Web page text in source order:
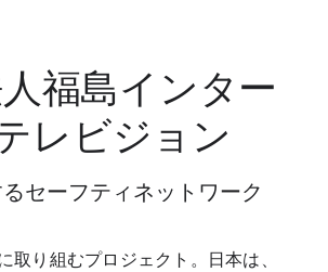
福島インター
レビジョン
セーフティネットワーク
取り組むプロジェクト。日本は、